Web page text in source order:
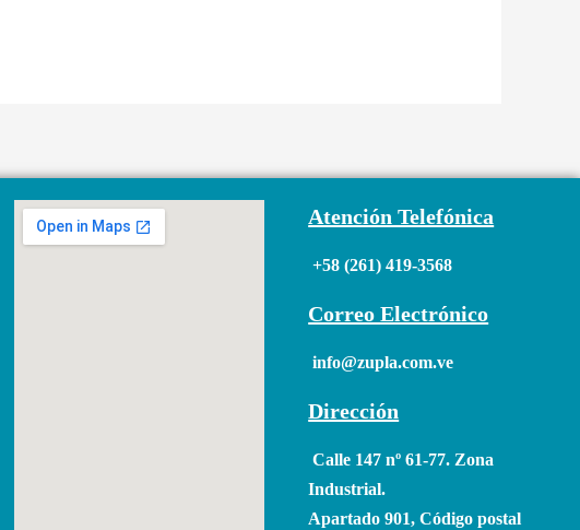
Atención Telefónica
+58 (261) 419-3568
Correo Electrónico
info@zupla.com.ve
Dirección
Calle 147 nº 61-77. Zona
Industrial.
Apartado 901, Código postal